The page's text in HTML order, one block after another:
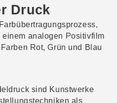
den Siebdruck,
die Lithografie und
wie den
wie die
und Kaltnadelradierung
Druck
einem analogen Positivfilm
Rot, Grün und Blau
heißt, dass
Farbspektrum des
ist. Von jedem der
sind Kunstwerke
als